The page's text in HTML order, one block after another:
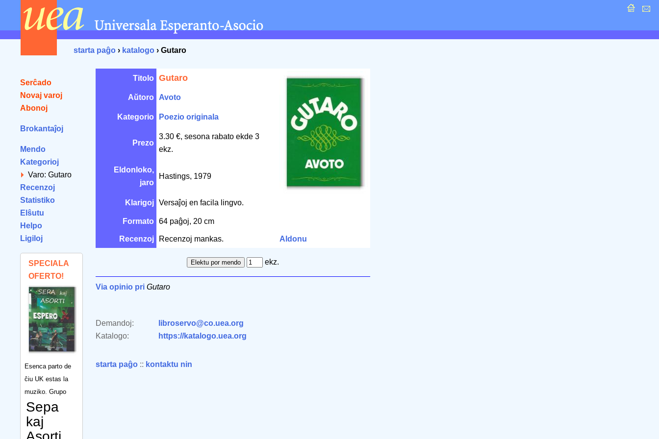
starta paĝo › katalogo › Gutaro
Serĉado
Novaj varoj
Abonoj
Brokantaĵoj
Mendo
Kategorioj
Varo: Gutaro
Recenzoj
Statistiko
Elŝutu
Helpo
Ligiloj
SPECIALA
OFERTO!
Esenca parto de
ĉiu UK estas la
muziko. Grupo
Sepa
kaj
Titolo Gutaro
Aŭtoro Avoto
Kategorio Poezio originala
Prezo
3.30 €, sesona rabato ekde 3
ekz.
Eldonloko,
jaro
Hastings, 1979
Klarigoj Versaĵoj en facila lingvo.
Formato 64 paĝoj, 20 cm
Recenzoj Recenzoj mankas. Aldonu
ekz.
Via opinio pri Gutaro
Demandoj:
libroservo@co.uea.org
Katalogo:
https://katalogo.uea.org
starta paĝo :: kontaktu nin